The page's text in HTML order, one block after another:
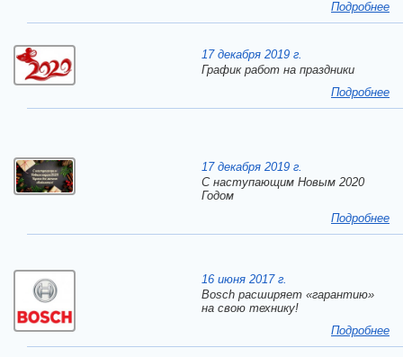
Подробнее
17 декабря 2019 г.
График работ на праздники
Подробнее
17 декабря 2019 г.
C наступающим Новым 2020
Годом
Подробнее
16 июня 2017 г.
Bosch расширяет «гарантию»
на свою технику!
Подробнее